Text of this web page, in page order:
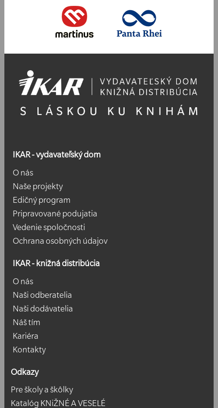
IKAR - vydavateľský dom
O nás
Naše projekty
Edičný program
Pripravované podujatia
Vedenie spoločnosti
Ochrana osobných údajov
IKAR - knižná distribúcia
O nás
Naši odberatelia
Naši dodávatelia
Náš tím
Kariéra
Kontakty
Odkazy
Pre školy a škôlky
Katalóg KNiŽNÉ A VESELÉ